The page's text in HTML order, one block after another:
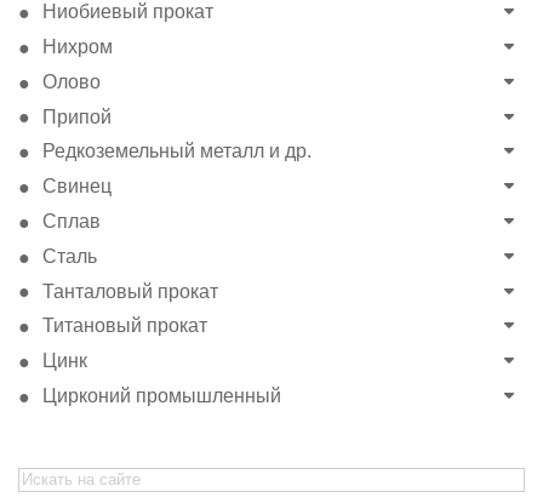
Ниобиевый прокат
Нихром
Олово
Припой
Редкоземельный металл и др.
Свинец
Сплав
Сталь
Танталовый прокат
Титановый прокат
Цинк
Цирконий промышленный
Search
for: